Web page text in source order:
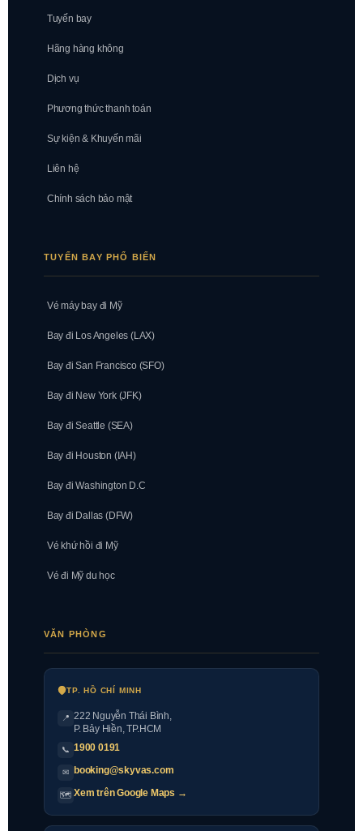
Tuyến bay
Hãng hàng không
Dịch vụ
Phương thức thanh toán
Sự kiện & Khuyến mãi
Liên hệ
Chính sách bảo mật
TUYẾN BAY PHỔ BIẾN
Vé máy bay đi Mỹ
Bay đi Los Angeles (LAX)
Bay đi San Francisco (SFO)
Bay đi New York (JFK)
Bay đi Seattle (SEA)
Bay đi Houston (IAH)
Bay đi Washington D.C
Bay đi Dallas (DFW)
Vé khứ hồi đi Mỹ
Vé đi Mỹ du học
VĂN PHÒNG
TP. HỒ CHÍ MINH
📍 222 Nguyễn Thái Bình,
P. Bảy Hiền, TP.HCM
📞 1900 0191
✉ booking@skyvas.com
🗺 Xem trên Google Maps →